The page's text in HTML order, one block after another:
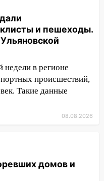
прокурорской
на
в Ульяновске
на
пройдет
время» с
прогноз
на
и пешеходы.
недели в регионе
происшествий,
Такие данные
08.08.2026
домов и